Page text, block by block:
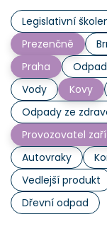
Legislativní
Prezenčně
Praha
Vody
Kovy
Odpady ze
Provozovatel
Autovraky
Vedlejší produkt
Dřevní odpad